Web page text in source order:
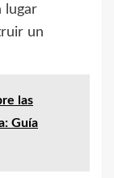
lugar
un
las
Guía